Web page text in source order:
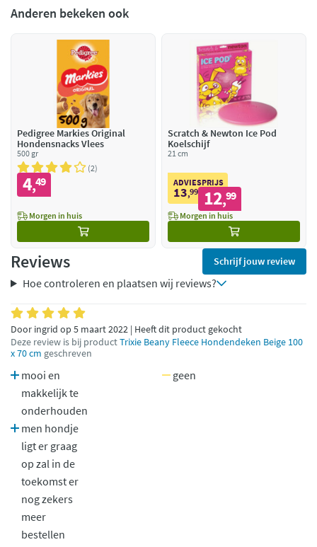
Anderen bekeken ook
Pedigree Markies Original
Hondensnacks Vlees
500 gr
2
4,49
Morgen in huis
Scratch & Newton Ice Pod
Koelschijf
21 cm
ADVIESPRIJS
13,99 12,99
Morgen in huis
Reviews Schrijf jouw review
Hoe controleren en plaatsen wij reviews?
Door ingrid op 5 maart 2022 | Heeft dit product gekocht
Deze review is bij productTrixie Beany Fleece Hondendeken Beige 100
x 70 cm geschreven
mooi en
makkelijk te
onderhouden
men hondje
ligt er graag
op zal in de
toekomst er
nog zekers
meer
bestellen
geen